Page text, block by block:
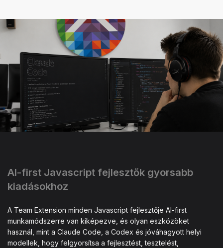
AI-first Javascript fejlesztők gyorsabb
kiadásokhoz
A Team Extension minden Javascript fejlesztője AI-first
munkamódszerre van kiképezve, és olyan eszközöket
használ, mint a Claude Code, a Codex és jóváhagyott helyi
modellek, hogy felgyorsítsa a fejlesztést, tesztelést,